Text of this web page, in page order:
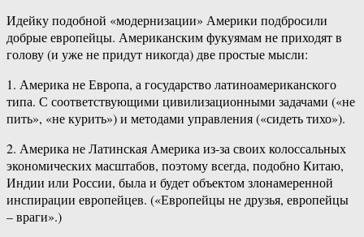
Идейку подобной «модернизации» Америки подбросили
добрые европейцы. Американским фукуямам не приходят в
голову (и уже не придут никогда) две простые мысли:
1. Америка не Европа, а государство латиноамериканского
типа. С соответствующими цивилизационными задачами («не
пить», «не курить») и методами управления («сидеть тихо»).
2. Америка не Латинская Америка из-за своих колоссальных
экономических масштабов, поэтому всегда, подобно Китаю,
Индии или России, была и будет объектом злонамеренной
инспирации европейцев. («Европейцы не друзья, европейцы
– враги».)